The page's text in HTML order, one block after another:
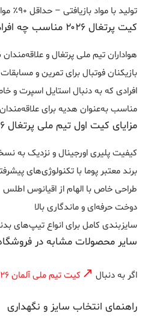
تولید با مواد بازیافتی – حداقل ۹۰٪ مواد بازگشتی به محیط زیست
کیت پرتغال ۲۰۲۶ مناسب چه افرادی است؟
هواداران تیم ملی پرتغال و علاقه‌مندان
بازیکنان فوتبال برای تمرین و
افرادی که به دنبال استایل اسپرت و
مناسب به‌عنوان هدیه برای
مزایای کیت اول تیم ملی پرتغال ۲۰۲۶ (پلیری)
کیفیت پلیری اورجینال و نزدیک به
برند معتبر پوما با تکنولوژی‌های
طراحی خاص با الهام از اقیانوس اطلس
دوخت حرفه‌ای و ماندگاری بالا
سایزبندی کامل برای انواع تیپ‌های
سایر محصولات مشابه در
اگر به دنبال کیت تیم ملی آلمان 2025/26
راهنمای انتخاب سایز و نگهداری